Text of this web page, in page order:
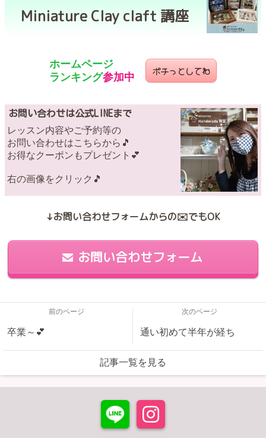
Miniature Clay claft 講座
ホームページ
ランキング参加中
ポチっとしてね
お問い合わせは公式LINEまで
レッスン内容やご予約等の
お問い合わせはこちらから🎵
お得なクーポンもプレゼント💕
右の画像をクリック🎵
↓お問い合わせフォームからの✉️でもOK
お問い合わせフォーム
前のページ
卒業～💕
次のページ
通い初めて半年が経ち
記事一覧を見る